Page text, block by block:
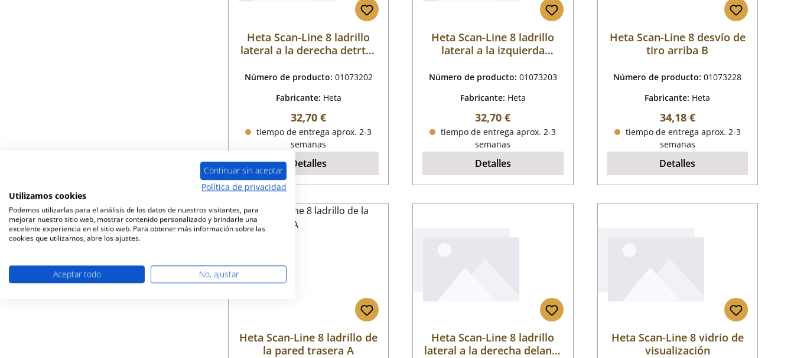
Heta Scan-Line 8 ladrillo
lateral a la derecha detrtás
Número de producto: 01073202
Fabricante: Heta
Precio normal:
32,70 €
tiempo de entrega aprox. 2-3
semanas
Detalles
Heta Scan-Line 8 ladrillo
lateral a la izquierda
Número de producto: 01073203
Fabricante: Heta
Precio normal:
32,70 €
tiempo de entrega aprox. 2-3
semanas
Detalles
Heta Scan-Line 8 desvío de
tiro arriba B
Número de producto:01073228
Fabricante: Heta
Precio normal:
34,18 €
tiempo de entrega aprox. 2-3
semanas
Detalles
Heta Scan-Line 8 ladrillo de
la pared trasera A
Heta Scan-Line 8 ladrillo
lateral a la derecha delante
Heta Scan-Line 8 vidrio de
visualización
Continuar sin aceptar
Política de privacidad
Utilizamos cookies
Podemos utilizarlas para el análisis de los datos de nuestros visitantes, para
mejorar nuestro sitio web, mostrar contenido personalizado y brindarle una
excelente experiencia en el sitio web. Para obtener más información sobre las
cookies que utilizamos, abre los ajustes.
Aceptar todo No, ajustar